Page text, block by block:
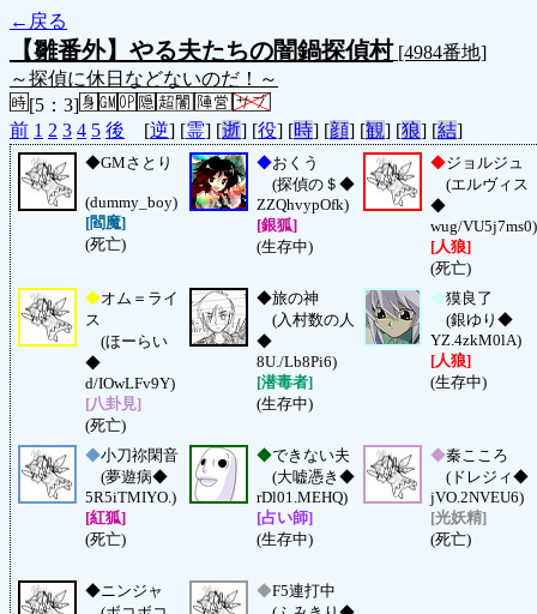
←戻る
【雛番外】やる夫たちの闇鍋探偵村[4984番地]
～探偵に休日などないのだ！～
[5：3]
前 1 2 3 4 5 後 [逆] [霊] [逝] [役] [時] [顔] [観] [狼] [結]
◆GMさとり
(dummy_boy)
[閻魔]
(死亡)
◆おくう
(探偵の＄◆
ZZQhvypOfk)
[銀狐]
(生存中)
◆ジョルジュ
(エルヴィス
◆
wug/VU5j7ms0)
[人狼]
(死亡)
◆オム＝ライ
ス
(ほーらい
◆
d/IOwLFv9Y)
[八卦見]
(死亡)
◆旅の神
(入村数の人
◆
8U./Lb8Pi6)
[潜毒者]
(生存中)
◆獏良了
(銀ゆり◆
YZ.4zkM0lA)
[人狼]
(生存中)
◆小刀祢閑音
(夢遊病◆
5R5iTMIYO.)
[紅狐]
(死亡)
◆できない夫
(大嘘憑き◆
rDl01.MEHQ)
[占い師]
(生存中)
◆秦こころ
(ドレジィ◆
jVO.2NVEU6)
[光妖精]
(死亡)
◆ニンジャ
◆F5連打中